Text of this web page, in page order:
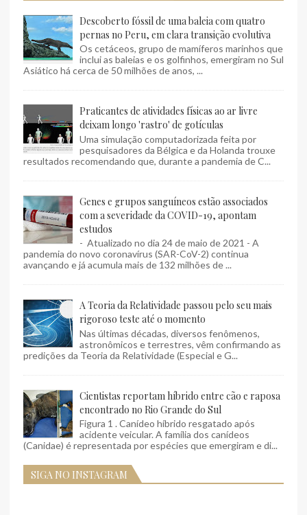
Descoberto fóssil de uma baleia com quatro
pernas no Peru, em clara transição evolutiva
Os cetáceos, grupo de mamíferos marinhos que
inclui as baleias e os golfinhos, emergiram no Sul
Asiático há cerca de 50 milhões de anos, ...
Praticantes de atividades físicas ao ar livre
deixam longo 'rastro' de gotículas
Uma simulação computadorizada feita por
pesquisadores da Bélgica e da Holanda trouxe
resultados recomendando que, durante a pandemia de C...
Genes e grupos sanguíneos estão associados
com a severidade da COVID-19, apontam
estudos
- Atualizado no dia 24 de maio de 2021 - A
pandemia do novo coronavírus (SAR-CoV-2) continua
avançando e já acumula mais de 132 milhões de ...
A Teoria da Relatividade passou pelo seu mais
rigoroso teste até o momento
Nas últimas décadas, diversos fenômenos,
astronômicos e terrestres, vêm confirmando as
predições da Teoria da Relatividade (Especial e G...
Cientistas reportam híbrido entre cão e raposa
encontrado no Rio Grande do Sul
Figura 1 . Canídeo híbrido resgatado após
acidente veicular. A família dos canídeos
(Canidae) é representada por espécies que emergiram e di...
SIGA NO INSTAGRAM